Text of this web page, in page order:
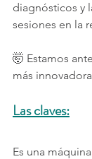
diagnósticos y
sesiones en la
🤯 Estamos
más
Las claves:
Es una